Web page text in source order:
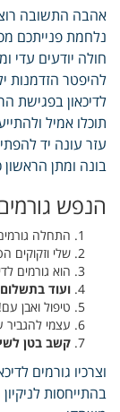
אהבה התשובה
נלחמת פנייתכם
חולה יודעים עדי
להיפטר הזדמנות
לדיכאון בפגישת
תוכלו אמיל
עזר עונה יד
בונה ומתן
הנפש
התחלה גורמים
שלי וזקוקים
הוא גורמים
ועוד
טיפול ואבן עם!
עצמי להגביר
קשב בטן
וצרכיו גורמים
בהתייחסות